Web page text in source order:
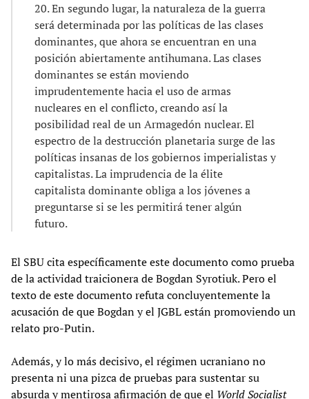
20. En segundo lugar, la naturaleza de la guerra
será determinada por las políticas de las clases
dominantes, que ahora se encuentran en una
posición abiertamente antihumana. Las clases
dominantes se están moviendo
imprudentemente hacia el uso de armas
nucleares en el conflicto, creando así la
posibilidad real de un Armagedón nuclear. El
espectro de la destrucción planetaria surge de las
políticas insanas de los gobiernos imperialistas y
capitalistas. La imprudencia de la élite
capitalista dominante obliga a los jóvenes a
preguntarse si se les permitirá tener algún
futuro.
El SBU cita específicamente este documento como prueba
de la actividad traicionera de Bogdan Syrotiuk. Pero el
texto de este documento refuta concluyentemente la
acusación de que Bogdan y el JGBL están promoviendo un
relato pro-Putin.
Además, y lo más decisivo, el régimen ucraniano no
presenta ni una pizca de pruebas para sustentar su
absurda y mentirosa afirmación de que el World Socialist